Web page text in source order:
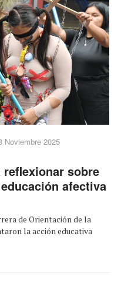
Noviembre 2025
sobre
afectiva
de Orientación de la
la acción educativa